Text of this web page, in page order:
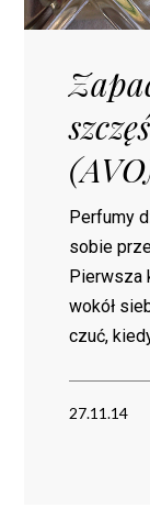
Perfumy
sobie
Pierwsza
wokół
czuć,
27.11.14